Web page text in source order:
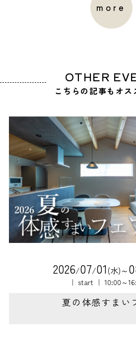
more
OTHER
こちらの記事もオス
2026/07/01(水)～0
｜ start ｜ 10:00～
夏の体感すまい